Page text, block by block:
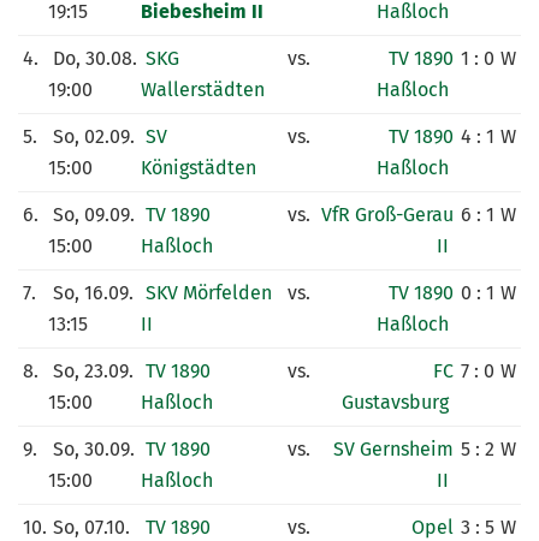
19:15
Biebesheim II
Haßloch
4.
Do, 30.08.
19:00
SKG
Wallerstädten
vs.
TV 1890
Haßloch
1 : 0 W
5.
So, 02.09.
15:00
SV
Königstädten
vs.
TV 1890
Haßloch
4 : 1 W
6.
So, 09.09.
15:00
TV 1890
Haßloch
vs. VfR Groß-Gerau
II
6 : 1 W
7.
So, 16.09.
13:15
SKV Mörfelden
II
vs.
TV 1890
Haßloch
0 : 1 W
8.
So, 23.09.
15:00
TV 1890
Haßloch
vs.
FC
Gustavsburg
7 : 0 W
9.
So, 30.09.
15:00
TV 1890
Haßloch
vs.
SV Gernsheim
II
5 : 2 W
10. So, 07.10.
TV 1890
vs.
Opel 3 : 5 W